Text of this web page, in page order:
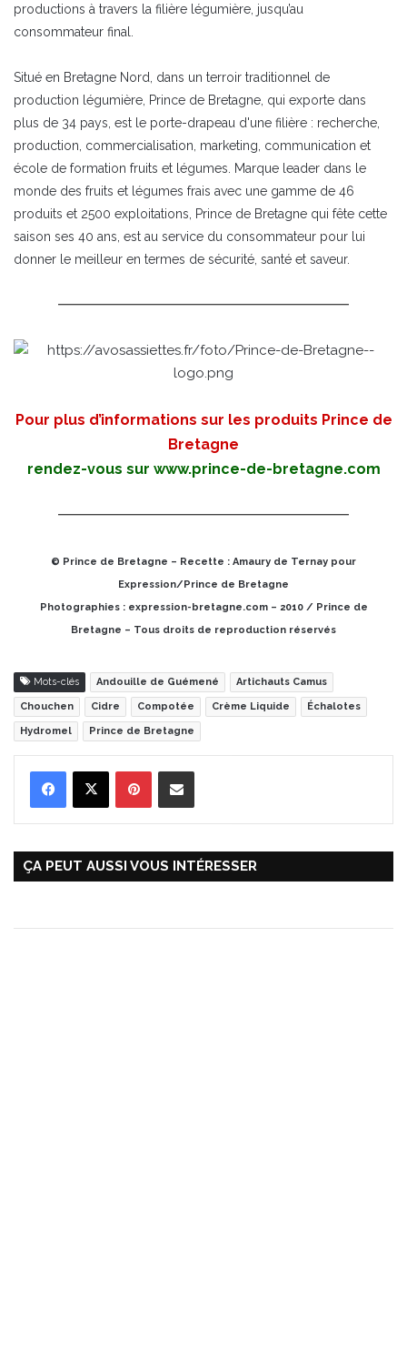
productions à travers la filière légumière, jusqu’au
consommateur final.
Situé en Bretagne Nord, dans un terroir traditionnel de
production légumière, Prince de Bretagne, qui exporte dans
plus de 34 pays, est le porte-drapeau d'une filière : recherche,
production, commercialisation, marketing, communication et
école de formation fruits et légumes. Marque leader dans le
monde des fruits et légumes frais avec une gamme de 46
produits et 2500 exploitations, Prince de Bretagne qui fête cette
saison ses 40 ans, est au service du consommateur pour lui
donner le meilleur en termes de sécurité, santé et saveur.
Pour plus d’informations sur les produits Prince de
Bretagne
rendez-vous sur www.prince-de-bretagne.com
© Prince de Bretagne – Recette : Amaury de Ternay pour
Expression/Prince de Bretagne
Photographies : expression-bretagne.com – 2010 / Prince de
Bretagne – Tous droits de reproduction réservés
Mots-clés Andouille de Guémené Artichauts Camus
Chouchen Cidre Compotée Crème Liquide Échalotes
Hydromel Prince de Bretagne
ÇA PEUT AUSSI VOUS INTÉRESSER